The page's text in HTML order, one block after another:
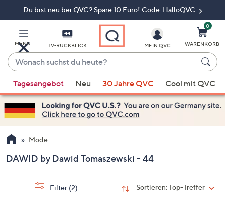
Du bist neu bei QVC? Spare 10 Euro! Code: HalloQVC
MENÜ TV-RÜCKBLICK
Wonach
suchst
du
heute?
Vorschläge
verfügbar
sind,
verwenden
Sie
Pfeiltasten
nach
und
MEIN QVC
0
WARENKORB
Tagesangebot Neu 30 Jahre QVC Cool mit QVC
Mode
DAWID by Dawid Tomaszewski - 44
Sortieren:Top-Treffer
Filter (2)